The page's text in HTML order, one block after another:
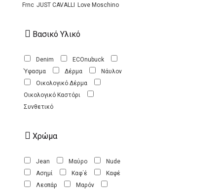
Frnc JUST CAVALLI Love Moschino
Βασικό Υλικό
Denim
ECOnubuck
Ύφασμα
Δέρμα
Νάυλον
Οικολογικό Δέρμα
Οικολογικό Καστόρι
Συνθετικό
Χρώμα
Jean Mαύρο
Nude
Ασημί
Καφ΄έ
Καφέ
Λεοπάρ
Μαρόν